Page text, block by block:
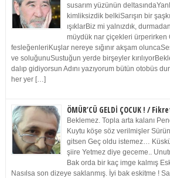
susarım yüzünün
kimliksizdik belkiSarışın bir
ışıklarBiz mi yalnızdık,
müydük nar çiçekleri ürperirken
fesleğenleriKuşlar nereye sığınır akşam
ve soluğunuSustuğun yerde birşeyler
dalıp gidiyorsun Adını yazıyorum bütün otobüs
her yer […]
ÖMÜR’CÜ GELDİ ÇOCUK ! /
Beklemez. Topla arta kalanı
Kuytu köşe söz verilmişler
gitsen Geç oldu istemez…
şiire Yetmez diye geceme..
Bak orda bir kaç imge kalmış
Nasılsa son dizeye saklanmış. İyi bak eskitme !